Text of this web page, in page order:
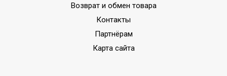
пылевлагозащищенности
IPX0/IPX4;Инверторная
технология;Авторестарт при
отключении питания;
Возврат и обмен товара
Контакты
Партнёрам
Карта сайта